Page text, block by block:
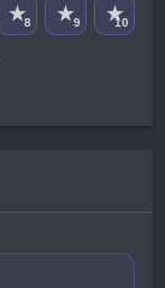
★8 ★9 ★10